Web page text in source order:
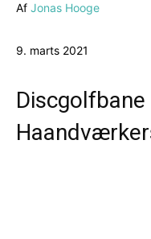
Af Jonas Hooge
9. marts 2021